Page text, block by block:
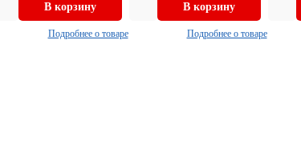
В корзину
Подробнее о товаре
В корзину
Подробнее о товаре